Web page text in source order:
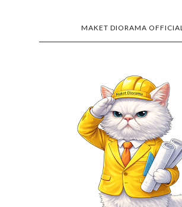
MAKET DIORAMA OFFICIAL